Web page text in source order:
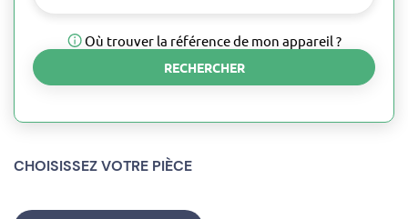
Où trouver la référence de mon appareil ?
RECHERCHER
CHOISISSEZ VOTRE PIÈCE